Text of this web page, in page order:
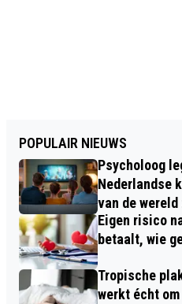
POPULAIR NIEUWS
Psycholoog
Nederlandse
van de wereld
Eigen risico
betaalt, wie
Tropische
werkt écht